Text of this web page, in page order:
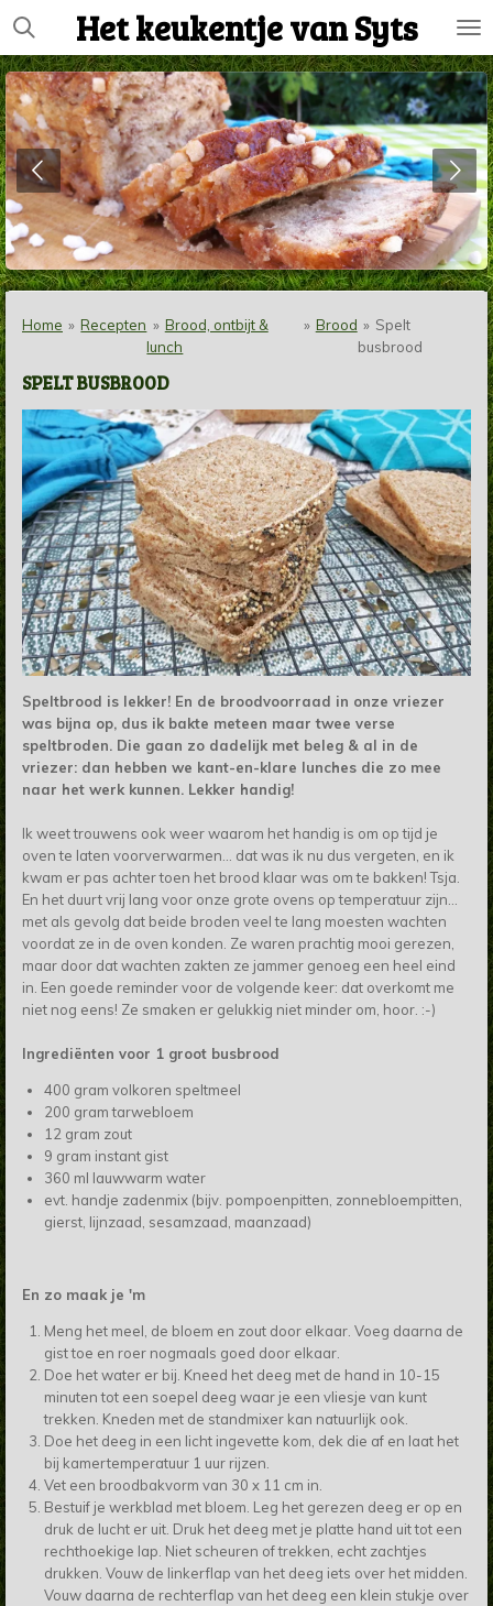
Ga
direct
naar
de
hoofdinhoud
Het keukentje van Syts
Home » Recepten » Brood, ontbijt &
lunch
» Brood » Spelt
busbrood
SPELT BUSBROOD
Speltbrood is lekker! En de broodvoorraad in onze vriezer
was bijna op, dus ik bakte meteen maar twee verse
speltbroden. Die gaan zo dadelijk met beleg & al in de
vriezer: dan hebben we kant-en-klare lunches die zo mee
naar het werk kunnen. Lekker handig!
Ik weet trouwens ook weer waarom het handig is om op tijd je
oven te laten voorverwarmen... dat was ik nu dus vergeten, en ik
kwam er pas achter toen het brood klaar was om te bakken! Tsja.
En het duurt vrij lang voor onze grote ovens op temperatuur zijn...
met als gevolg dat beide broden veel te lang moesten wachten
voordat ze in de oven konden. Ze waren prachtig mooi gerezen,
maar door dat wachten zakten ze jammer genoeg een heel eind
in. Een goede reminder voor de volgende keer: dat overkomt me
niet nog eens! Ze smaken er gelukkig niet minder om, hoor. :-)
Ingrediënten voor 1 groot busbrood
400 gram volkoren speltmeel
200 gram tarwebloem
12 gram zout
9 gram instant gist
360 ml lauwwarm water
evt. handje zadenmix (bijv. pompoenpitten, zonnebloempitten,
gierst, lijnzaad, sesamzaad, maanzaad)
En zo maak je 'm
Meng het meel, de bloem en zout door elkaar. Voeg daarna de
gist toe en roer nogmaals goed door elkaar.
Doe het water er bij. Kneed het deeg met de hand in 10-15
minuten tot een soepel deeg waar je een vliesje van kunt
trekken. Kneden met de standmixer kan natuurlijk ook.
Doe het deeg in een licht ingevette kom, dek die af en laat het
bij kamertemperatuur 1 uur rijzen.
Vet een broodbakvorm van 30 x 11 cm in.
Bestuif je werkblad met bloem. Leg het gerezen deeg er op en
druk de lucht er uit. Druk het deeg met je platte hand uit tot een
rechthoekige lap. Niet scheuren of trekken, echt zachtjes
drukken. Vouw de linkerflap van het deeg iets over het midden.
Vouw daarna de rechterflap van het deeg een klein stukje over